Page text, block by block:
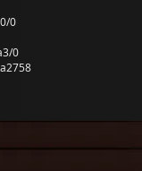
0/0
3/0
2758